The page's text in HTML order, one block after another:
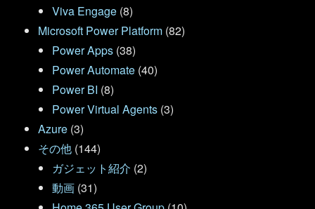
Viva Engage (8)
Microsoft Power Platform (82)
Power Apps (38)
Power Automate (40)
Power BI (8)
Power Virtual Agents (3)
Azure (3)
その他 (144)
ガジェット紹介 (2)
動画 (31)